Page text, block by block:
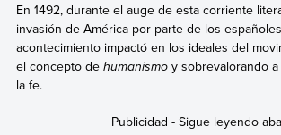
En 1492, durante el auge de esta corriente
invasión de América por parte de los
acontecimiento impactó en los ideales del
el concepto de humanismoy sobrevalorando
la fe.